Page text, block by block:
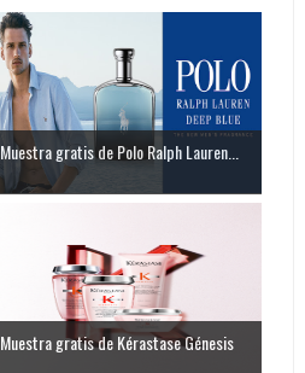
Muestra gratis de Polo Ralph Lauren...
Muestra gratis de Kérastase Génesis